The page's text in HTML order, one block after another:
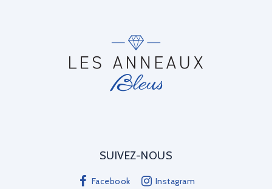
SUIVEZ-NOUS
Facebook Instagram